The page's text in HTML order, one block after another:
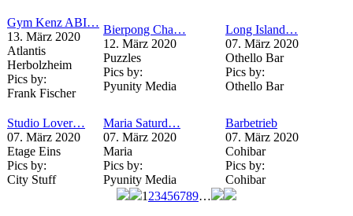
Gym Kenz ABI…
13. März 2020
Atlantis
Herbolzheim
Pics by:
Frank Fischer
Bierpong Cha…
12. März 2020
Puzzles
Pics by:
Pyunity Media
Long Island…
07. März 2020
Othello Bar
Pics by:
Othello Bar
Studio Lover…
07. März 2020
Etage Eins
Pics by:
City Stuff
Maria Saturd…
07. März 2020
Maria
Pics by:
Pyunity Media
Barbetrieb
07. März 2020
Cohibar
Pics by:
Cohibar
1 23456789…